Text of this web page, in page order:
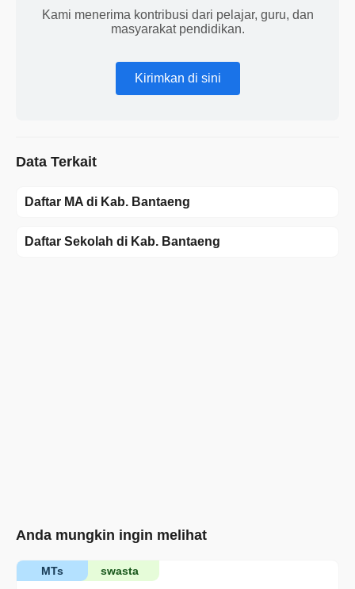
Kami menerima kontribusi dari pelajar, guru, dan
masyarakat pendidikan.
Kirimkan di sini
Data Terkait
Daftar MA di Kab. Bantaeng
Daftar Sekolah di Kab. Bantaeng
Anda mungkin ingin melihat
swasta
MTs